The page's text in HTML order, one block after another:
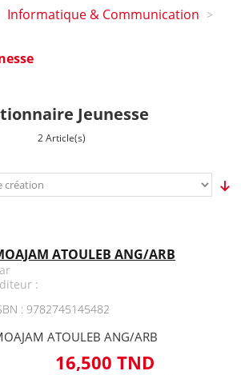
Informatique & Communication >
Jeunesse
2 Article(s)
ATOULEB ANG/ARB
:
: 9782745145482
ATOULEB ANG/ARB
16,500 TND